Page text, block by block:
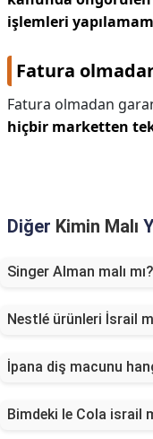
işlemleri
Fatura
Fatura olmadan
hiçbir marketten
Diğer Kimin Malı
Singer Alman malı mı?
Nestlé ürünleri İsrail
İpana diş macunu
Bimdeki le Cola israil